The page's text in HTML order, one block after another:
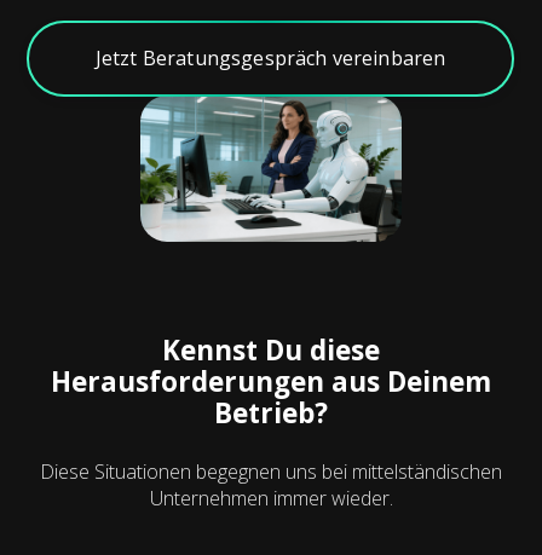
Jetzt Beratungsgespräch vereinbaren
Kennst Du diese
Herausforderungen aus Deinem
Betrieb?
Diese Situationen begegnen uns bei mittelständischen
Unternehmen immer wieder.